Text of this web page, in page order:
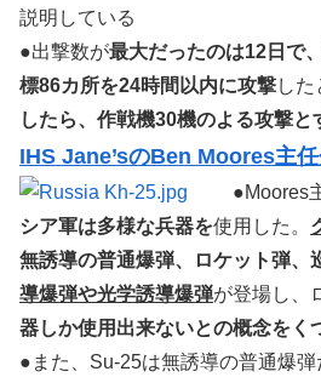
説明している
●出撃数が最大だったのは12日で
標86カ所を24時間以内に攻撃した
したら、作戦機30機のよる攻撃と
IHS Jane’sのBen Moores主
●Moores
シア軍は多様な兵器を使用した。
無誘導の普通爆弾、ロケット弾、
導爆弾や光学誘導爆弾が登場し、
器しか使用出来ないとの概念をく
●また、Su-25は無誘導の普通爆